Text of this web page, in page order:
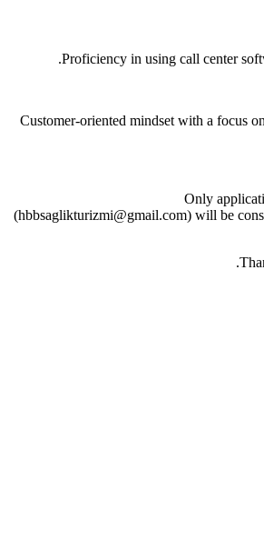
Proficiency in using call center
Customer-oriented mindset with a focus
Only
(hbbsaglikturizmi@gmail.com) will be